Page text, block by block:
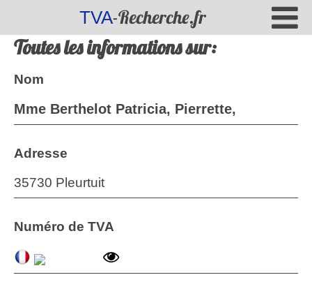
TVA-Recherche.fr
Toutes les informations sur:
Nom
Mme Berthelot Patricia, Pierrette,
Adresse
35730 Pleurtuit
Numéro de TVA